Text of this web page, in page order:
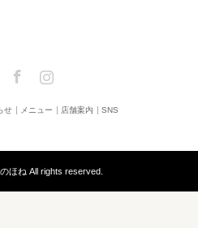
Twitter Facebook
せ メニュー 店舗案内 SNS
ほね All rights reserved.